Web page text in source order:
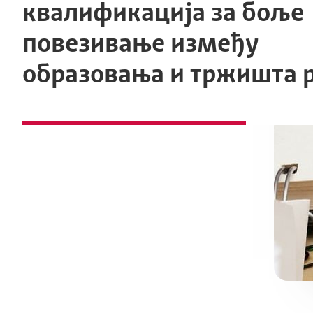
квалификациjа за боље
повезивање између
образовања и тржишта